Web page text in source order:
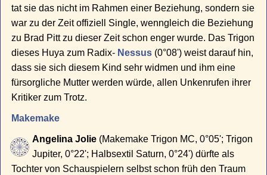
tat sie das nicht im Rahmen einer Beziehung, sondern sie
war zu der Zeit offiziell Single, wenngleich die Beziehung
zu Brad Pitt zu dieser Zeit schon enger wurde. Das Trigon
dieses Huya zum Radix- Nessus (0°08') weist darauf hin,
dass sie sich diesem Kind sehr widmen und ihm eine
fürsorgliche Mutter werden würde, allen Unkenrufen ihrer
Kritiker zum Trotz.
Makemake
Angelina Jolie (Makemake Trigon MC, 0°05'; Trigon
Jupiter, 0°22'; Halbsextil Saturn, 0°24') dürfte als
Tochter von Schauspielern selbst schon früh den Traum